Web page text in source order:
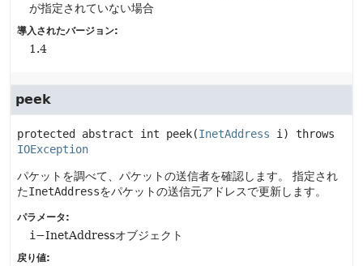
が指定されていない場合
導入されたバージョン:
1.4
peek
protected abstract int peek(InetAddress i)
throws
IOException
パケットを調べて、パケットの送信者を確認します。
指定され
たInetAddressをパケットの送信元アドレスで更新します。
パラメータ:
i −InetAddressオブジェクト
戻り値: